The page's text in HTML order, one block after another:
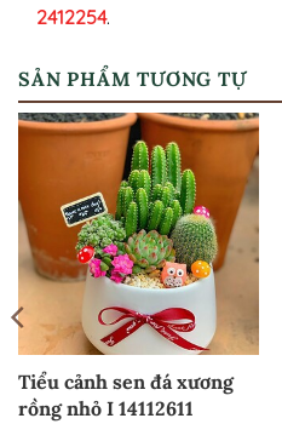
2412254.
SẢN PHẨM TƯƠNG TỰ
Tiểu cảnh sen đá xương
rồng nhỏ I 14112611